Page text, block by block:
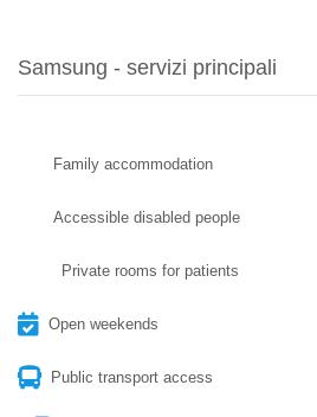
Samsung - servizi principali
Family accommodation
Accessible disabled people
Private rooms for patients
Open weekends
Public transport access